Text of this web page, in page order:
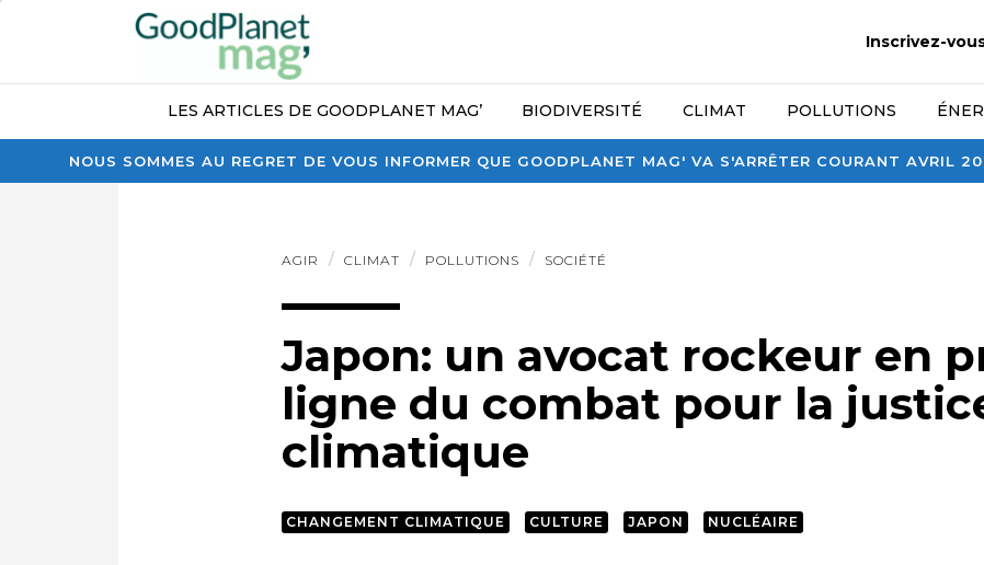
NOUS SOMMES AU REGRET DE VOUS INFORMER QUE GOODPLANET MAG' VA S'ARRÊTER COURANT AVRIL
Inscrivez-
LES ARTICLES DE GOODPLANET MAG’ BIODIVERSITÉ CLIMAT POLLUTIONS
AGIR CLIMAT POLLUTIONS SOCIÉTÉ
Japon: un avocat rockeur en
ligne du combat pour la
climatique
CHANGEMENT CLIMATIQUE CULTURE JAPON NUCLÉAIRE